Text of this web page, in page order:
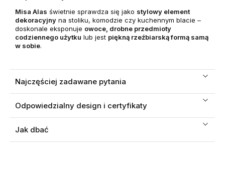
Misa Alas świetnie sprawdza się jako stylowy element
dekoracyjny na stoliku, komodzie czy kuchennym blacie –
doskonale eksponuje owoce, drobne przedmioty
codziennego użytku lub jest piękną rzeźbiarską formą samą
w sobie.
Najczęściej zadawane pytania
Odpowiedzialny design i certyfikaty
Jak dbać